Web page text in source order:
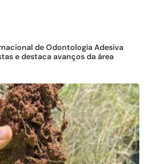
de Odontologia Adesiva
e destaca avanços da área